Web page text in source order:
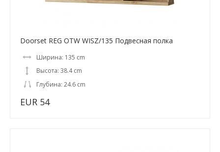
Doorset REG OTW WISZ/135 Подвесная полка
Ширина: 135 cm
Высота: 38.4 cm
Глубина: 24.6 cm
EUR 54